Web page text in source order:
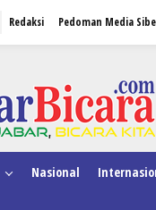
Redaksi Pedoman Media
Nasional